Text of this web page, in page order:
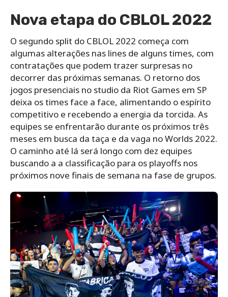
Nova etapa do CBLOL 2022
O segundo split do CBLOL 2022 começa com
algumas alterações nas lines de alguns times, com
contratações que podem trazer surpresas no
decorrer das próximas semanas. O retorno dos
jogos presenciais no studio da Riot Games em SP
deixa os times face a face, alimentando o espírito
competitivo e recebendo a energia da torcida. As
equipes se enfrentarão durante os próximos três
meses em busca da taça e da vaga no Worlds 2022.
O caminho até lá será longo com dez equipes
buscando a a classificação para os playoffs nos
próximos nove finais de semana na fase de grupos.